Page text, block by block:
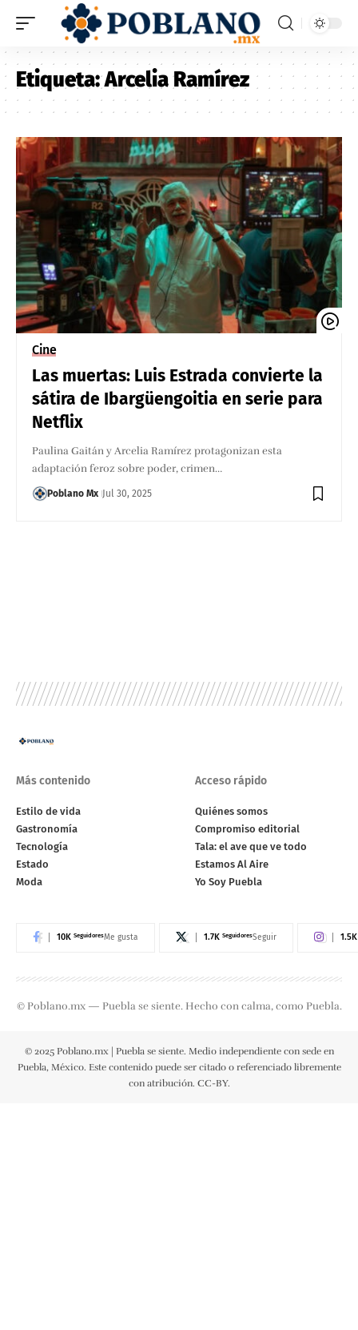
Etiqueta:Arcelia Ramírez
Cine
Las muertas: Luis Estrada convierte la
sátira de Ibargüengoitia en serie para
Netflix
Paulina Gaitán y Arcelia Ramírez protagonizan esta
adaptación feroz sobre poder, crimen…
Poblano Mx Jul 30, 2025
Más contenido
Estilo de vida
Gastronomía
Tecnología
Estado
Moda
Acceso rápido
Quiénes somos
Compromiso editorial
Tala: el ave que ve todo
Estamos Al Aire
Yo Soy Puebla
10K SeguidoresMe gusta 1.7K SeguidoresSeguir 1.5K
© Poblano.mx — Puebla se siente. Hecho con calma, como Puebla.
© 2025 Poblano.mx | Puebla se siente. Medio independiente con sede en
Puebla, México. Este contenido puede ser citado o referenciado libremente
con atribución. CC-BY.